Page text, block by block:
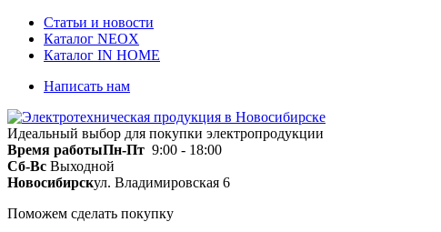
Статьи и новости
Каталог NEOX
Каталог IN HOME
Написать нам
Идеальный выбор для покупки электропродукции
Время работыПн-Пт 9:00 - 18:00
Сб-Вс Выходной
Новосибирскул. Владимировская 6
Поможем сделать покупку